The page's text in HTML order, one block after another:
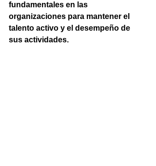
fundamentales en las
organizaciones para mantener el
talento activo y el desempeño de
sus actividades.